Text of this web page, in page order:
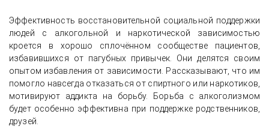
Эффективность восстановительной социальной поддержки
людей с алкогольной и наркотической зависимостью
кроется в хорошо сплочённом сообществе пациентов,
избавившихся от пагубных привычек. Они делятся своим
опытом избавления от зависимости. Рассказывают, что им
помогло навсегда отказаться от спиртного или наркотиков,
мотивируют аддикта на борьбу. Борьба с алкоголизмом
будет особенно эффективна при поддержке родственников,
друзей.